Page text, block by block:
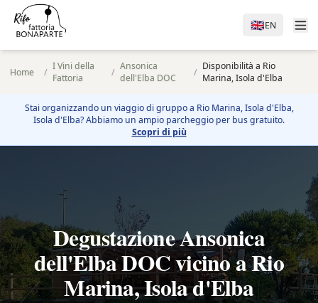
🇬🇧EN
Home / I Vini della
Fattoria
/ Ansonica
dell'Elba DOC
/ Disponibilità a Rio
Marina, Isola d'Elba
Stai organizzando un viaggio di gruppo a Rio Marina, Isola d'Elba,
Isola d'Elba? Abbiamo un ampio parcheggio per bus gratuito.
Scopri di più
Degustazione Ansonica
dell'Elba DOC vicino a Rio
Marina, Isola d'Elba